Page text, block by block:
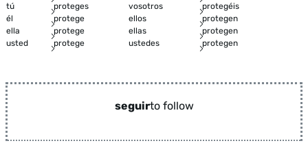
tú
proteges vosotros
protegéis
él
protege ellos
protegen
ella
protege ellas
protegen
usted
protege ustedes protegen
seguirto follow